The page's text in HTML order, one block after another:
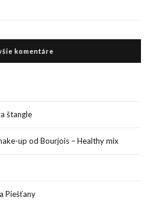
komentáre
štangle
up od Bourjois – Healthy mix
Piešťany